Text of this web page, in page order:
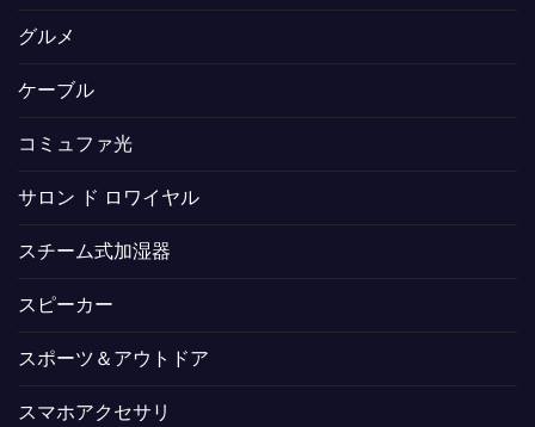
グルメ
ケーブル
コミュファ光
サロン ド ロワイヤル
スチーム式加湿器
スピーカー
スポーツ＆アウトドア
スマホアクセサリ